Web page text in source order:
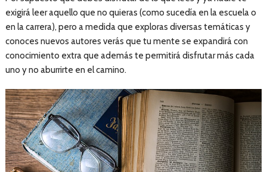
exigirá leer aquello que no quieras (como sucedía en la escuela o
en la carrera), pero a medida que exploras diversas temáticas y
conoces nuevos autores verás que tu mente se expandirá con
conocimiento extra que además te permitirá disfrutar más cada
uno y no aburrirte en el camino.